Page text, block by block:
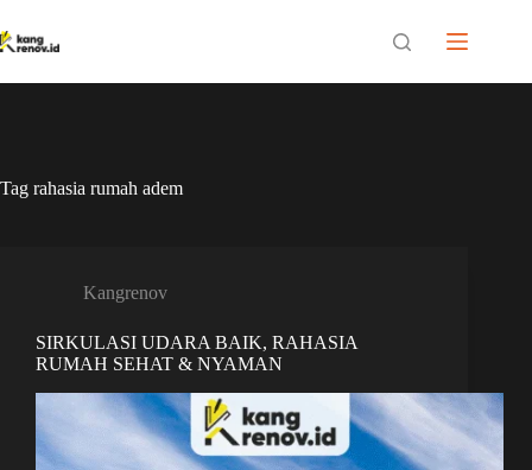
to
content
Tag rahasia rumah adem
Kangrenov
SIRKULASI UDARA BAIK, RAHASIA
RUMAH SEHAT & NYAMAN